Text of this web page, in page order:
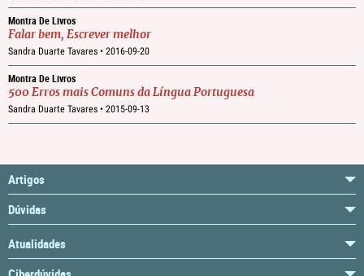
Montra De Livros
Falar bem, Escrever melhor
Sandra Duarte Tavares • 2016-09-20
Montra De Livros
500 Erros mais Comuns da Língua Portuguesa
Sandra Duarte Tavares • 2015-09-13
Artigos
Dúvidas
Atualidades